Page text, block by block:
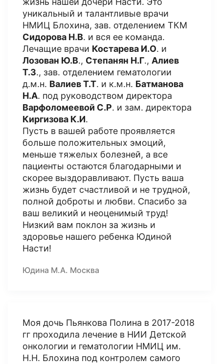
уникальный и талантливые врачи
НМИЦ Блохина, зав. отделением ТКМ
Сидорова Н.В. и вся ее команда.
Лечащие врачи Костарева И.О. и
Лозован Ю.В., Степанян Н.Г., Алиев
Т.З., зав. отделением гематологии
д.м.н. Валиев Т.Т. и к.м.н. Батманова
Н.А. под руководством директора
Варфоломеевой С.Р. и зам. директора
Киргизова К.И.
Пусть в вашей работе проявляется
больше положительных эмоций,
меньше тяжелых болезней, а все
пациенты остаются благодарными и
скорее выздоравливают. Пусть ваша
жизнь будет счастливой и не трудной,
полной доброты и любви. Спасибо за
ваш великий и неоценимый труд!
Низкий вам поклон за жизнь и
здоровье нашего ребенка Юдиной
Насти!
Юдина М.А. Москва
Моя дочь Пьянкова Полина в 2017-2018
гг проходила лечение в НИИ Детской
онкологии и гематологии НМИЦ им.
Н.Н. Блохина под контролем самого